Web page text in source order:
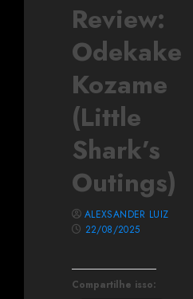
Review:
Odekake
Kozame
(Little
Shark’s
Outings)
Compartilhe isso:
ALEXSANDER LUIZ
22/08/2025